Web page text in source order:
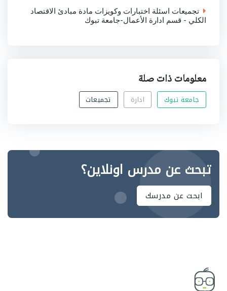
تجميعات اسئلة اختبارات وكويزات مادة مبادئ الاقتصاد
الكلي - قسم ادارة الأعمال-جامعة تبوك
معلومات ذات صلة
جامعة تبوك ادارة تجميعات
تبحث عن مدرس اونلاين؟
ابحث عن مدرسك